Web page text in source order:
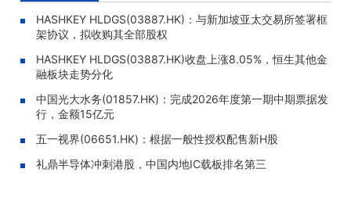
HASHKEY HLDGS(03887.HK)：与新加坡亚太交易所签署框
架协议，拟收购其全部股权
HASHKEY HLDGS(03887.HK)收盘上涨8.05%，恒生其他金
融板块走势分化
中国光大水务(01857.HK)：完成2026年度第一期中期票据发
行，金额15亿元
五一视界(06651.HK)：根据一般性授权配售新H股
礼鼎半导体冲刺港股，中国内地IC载板排名第三